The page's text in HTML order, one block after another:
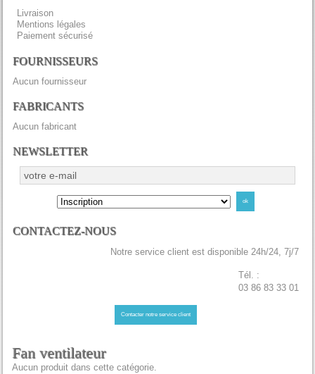
Livraison
Mentions légales
Paiement sécurisé
FOURNISSEURS
Aucun fournisseur
FABRICANTS
Aucun fabricant
NEWSLETTER
CONTACTEZ-NOUS
Notre service client est disponible 24h/24, 7j/7
Tél. :
03 86 83 33 01
Contacter notre service client
Fan ventilateur
Aucun produit dans cette catégorie.